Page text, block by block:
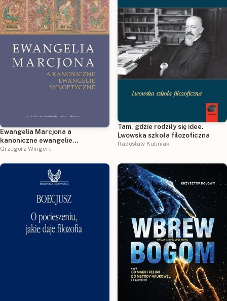
Ewangelia Marcjona a
kanoniczne ewangelie
synoptyczne. Nowa próba
Grzegorz Wingert
Tam, gdzie rodziły się idee.
Lwowska szkoła filozoficzna
Radosław Kuliniak